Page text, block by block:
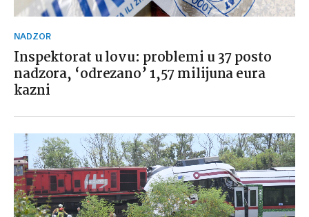
NADZOR
Inspektorat u lovu: problemi u 37 posto
nadzora, ‘odrezano’ 1,57 milijuna eura
kazni